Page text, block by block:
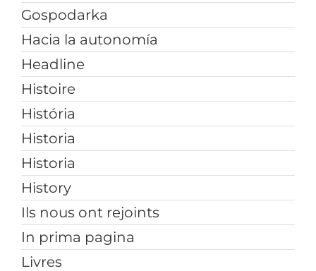
Gospodarka
Hacia la autonomía
Headline
Histoire
História
Historia
Historia
History
Ils nous ont rejoints
In prima pagina
Livres